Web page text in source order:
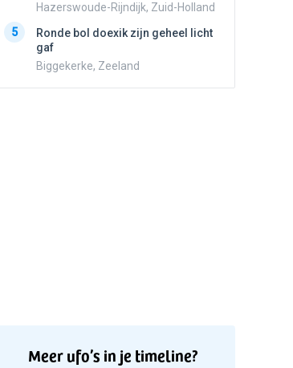
Hazerswoude-Rijndijk, Zuid-Holland
5
Ronde bol doexik zijn geheel licht
gaf
Biggekerke, Zeeland
Meer ufo’s in je timeline?